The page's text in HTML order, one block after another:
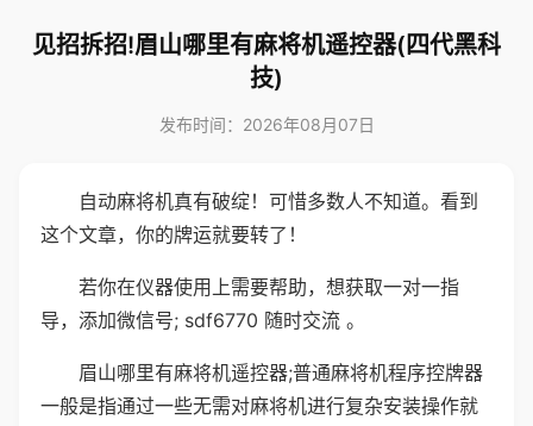
见招拆招!眉山哪里有麻将机遥控器(四代黑科
技)
发布时间：2026年08月07日
自动麻将机真有破绽！可惜多数人不知道。看到
这个文章，你的牌运就要转了！
若你在仪器使用上需要帮助，想获取一对一指
导，添加微信号; sdf6770 随时交流 。
眉山哪里有麻将机遥控器;普通麻将机程序控牌器
一般是指通过一些无需对麻将机进行复杂安装操作就